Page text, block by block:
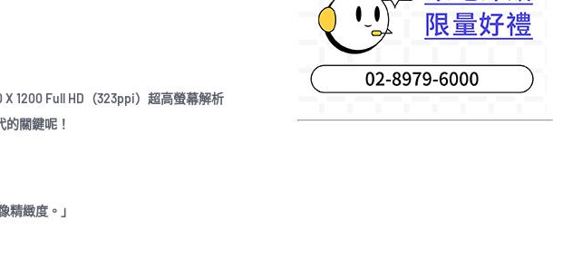
1200 Full HD（323ppi）超高螢幕解析
關鍵呢！
精緻度。」